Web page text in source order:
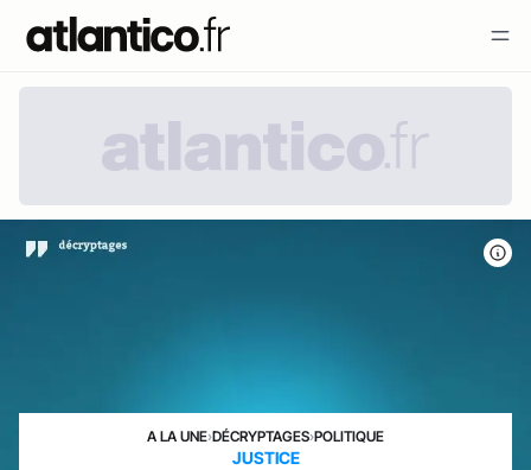
A LA UNE›DÉCRYPTAGES›POLITIQUE
JUSTICE